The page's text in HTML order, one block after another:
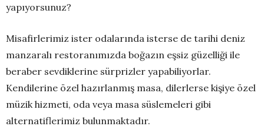
yapıyorsunuz?
Misafirlerimiz ister odalarında isterse de tarihi deniz
manzaralı restoranımızda boğazın eşsiz güzelliği ile
beraber sevdiklerine sürprizler yapabiliyorlar.
Kendilerine özel hazırlanmış masa, dilerlerse kişiye özel
müzik hizmeti, oda veya masa süslemeleri gibi
alternatiflerimiz bulunmaktadır.